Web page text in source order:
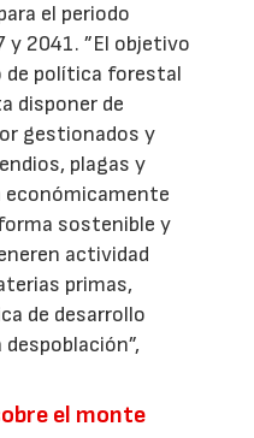
el periodo
y 2041. ”El objetivo
de política forestal
disponer de
gestionados y
plagas y
económicamente
sostenible y
actividad
primas,
de desarrollo
el monte